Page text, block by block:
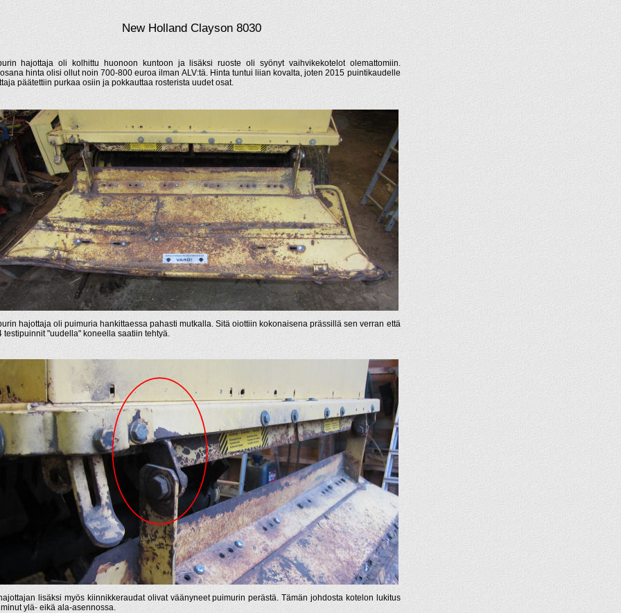
New Holland Clayson 8030
hajottaja oli kolhittu huonoon kuntoon ja lisäksi ruoste oli syönyt vaihvikekotelot olemattomiin.
hinta olisi ollut noin 700-800 euroa ilman ALV:tä. Hinta tuntui liian kovalta, joten 2015 puintikaudelle
päätettiin purkaa osiin ja pokkauttaa rosterista uudet osat.
hajottaja oli puimuria hankittaessa pahasti mutkalla. Sitä oiottiin kokonaisena prässillä sen verran että
testipuinnit "uudella" koneella saatiin tehtyä.
lisäksi myös kiinnikkeraudat olivat väänyneet puimurin perästä. Tämän johdosta kotelon lukitus
ylä- eikä ala-asennossa.